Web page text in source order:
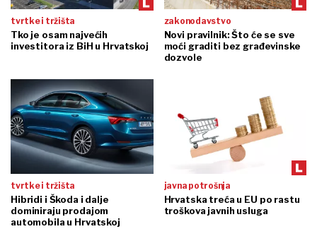
tvrtke i tržišta
Tko je osam najvećih
investitora iz BiH u Hrvatskoj
zakonodavstvo
Novi pravilnik: Što će se sve
moći graditi bez građevinske
dozvole
tvrtke i tržišta
Hibridi i Škoda i dalje
dominiraju prodajom
automobila u Hrvatskoj
javna potrošnja
Hrvatska treća u EU po rastu
troškova javnih usluga